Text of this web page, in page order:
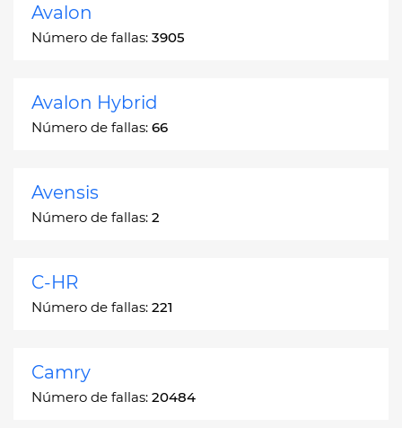
Avalon
Número de fallas: 3905
Avalon Hybrid
Número de fallas: 66
Avensis
Número de fallas: 2
C-HR
Número de fallas: 221
Camry
Número de fallas: 20484